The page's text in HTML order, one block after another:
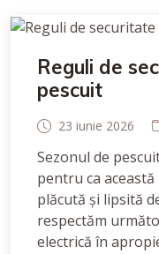
Reguli de
pescuit
23 iunie 2026
Sezonul de
pentru ca
plăcută și lipsită
respectăm
electrică în